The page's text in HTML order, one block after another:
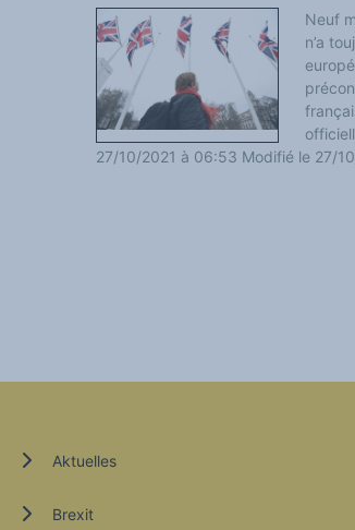
Neuf
n’a
27/10/2021 à 06:53 Modifié le 27/
Aktuelles
Brexit